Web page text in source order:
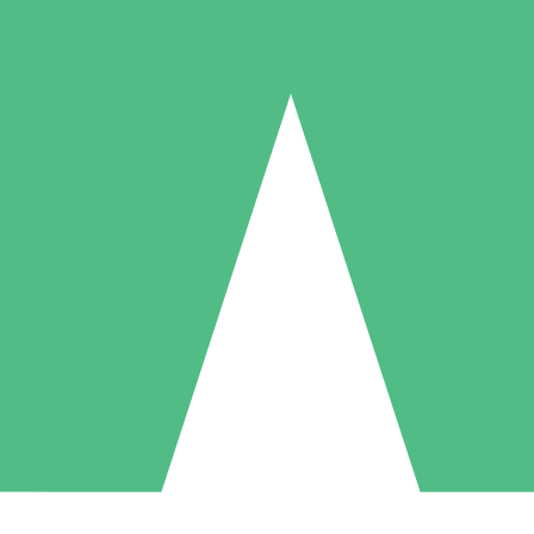
Individuelle Credit-Pakete
nach Bedarf mit Download-Credits. Keine monatliche Verpflichtung